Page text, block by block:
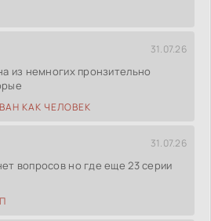
31.07.26
из немногих пронзительно
КАК ЧЕЛОВЕК
31.07.26
вопросов но где еще 23 серии